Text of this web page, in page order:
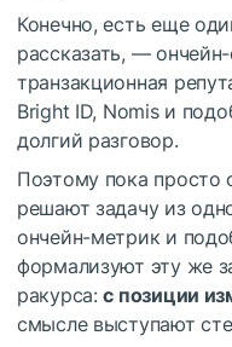
Конечно, есть еще
рассказать, —
транзакционная
Bright ID, Nomis и
долгий разговор.
Поэтому пока просто
решают задачу из
ончейн-метрик и
формализуют эту же
ракурса:с позиции
смысле выступают